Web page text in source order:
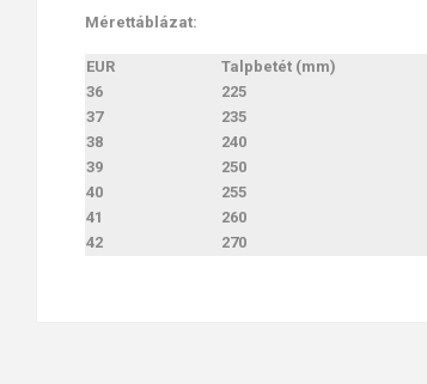
Mérettáblázat:
EUR
Talpbetét (mm)
36
225
37
235
38
240
39
250
40
255
41
260
42
270